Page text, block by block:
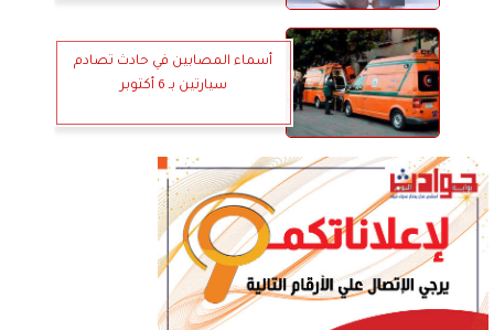
أسماء المصابين في حادث تصادم
سيارتين بـ 6 أكتوبر